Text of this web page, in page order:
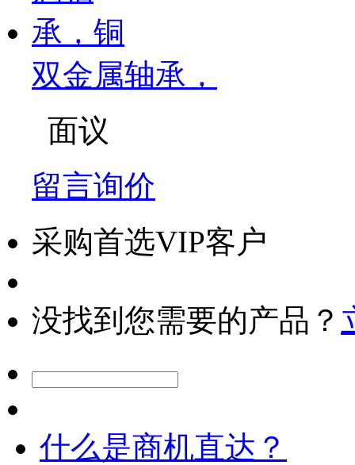
双金属轴承，
面议
留言询价
采购首选VIP客户
没找到您需要的产品？
什么是商机直达？